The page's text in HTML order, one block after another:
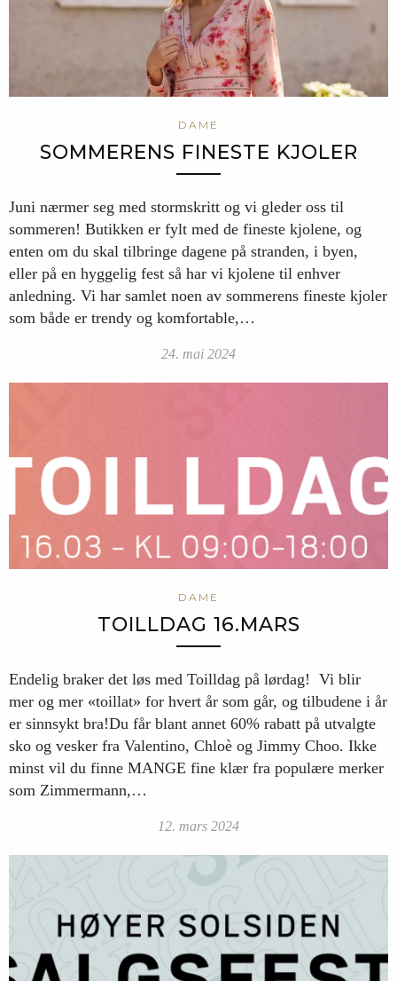
DAME
SOMMERENS FINESTE KJOLER
Juni nærmer seg med stormskritt og vi gleder oss til
sommeren! Butikken er fylt med de fineste kjolene, og
enten om du skal tilbringe dagene på stranden, i byen,
eller på en hyggelig fest så har vi kjolene til enhver
anledning. Vi har samlet noen av sommerens fineste kjoler
som både er trendy og komfortable,…
24. mai 2024
DAME
TOILLDAG 16.MARS
Endelig braker det løs med Toilldag på lørdag! Vi blir
mer og mer «toillat» for hvert år som går, og tilbudene i år
er sinnsykt bra!Du får blant annet 60% rabatt på utvalgte
sko og vesker fra Valentino, Chloè og Jimmy Choo. Ikke
minst vil du finne MANGE fine klær fra populære merker
som Zimmermann,…
12. mars 2024